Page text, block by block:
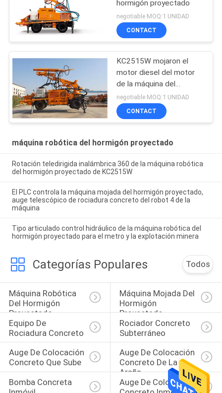
hormigón proyectado
negotiable MOQ:1 UNIDAD
CONTACT
KC2515W mojaron el
motor diesel del motor
de la máquina del
hormigón proyectado
negotiable MOQ:1 UNIDAD
CONTACT
máquina robótica del hormigón proyectado
Rotación teledirigida inalámbrica 360 de la máquina robótica
del hormigón proyectado de KC2515W
El PLC controla la máquina mojada del hormigón proyectado,
auge telescópico de rociadura concreto del robot 4 de la
máquina
Tipo articulado control hidráulico de la máquina robótica del
hormigón proyectado para el metro y la explotación minera
Categorías Populares Todos
Máquina Robótica
Del Hormigón
Proyectado
Máquina Mojada Del
Hormigón
Proyectado
Equipo De
Rociadura Concreto
Rociador Concreto
Subterráneo
Auge De Colocación
Concreto Que Sube
Auge De Colocación
Concreto De La
Araña
Bomba Concreta
Auge De Colocación